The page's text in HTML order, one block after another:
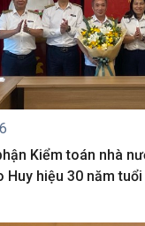
Kiểm toán nhà
Huy hiệu 30 năm